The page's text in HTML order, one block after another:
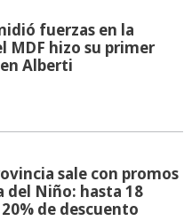
fuerzas en la
MDF hizo su primer
Alberti
sale con promos
del Niño: hasta 18
de descuento